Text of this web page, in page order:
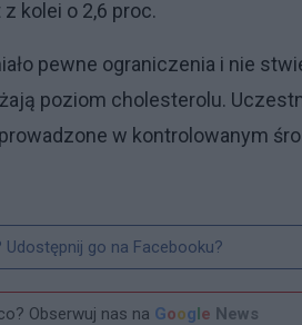
kolei o 2,6 proc.
pewne ograniczenia i nie
poziom cholesterolu.
w kontrolowanym
Udostępnij go na Facebooku?
Obserwuj nas na Google News